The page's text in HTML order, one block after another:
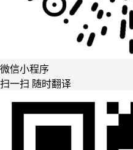
微信小程序
扫一扫 随时翻译